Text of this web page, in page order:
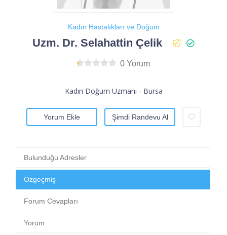
Kadın Hastalıkları ve Doğum
Uzm. Dr. Selahattin Çelik
0 Yorum
Kadın Doğum Uzmanı - Bursa
Yorum Ekle Şimdi Randevu Al
Bulunduğu Adresler
Özgeçmiş
Forum Cevapları
Yorum